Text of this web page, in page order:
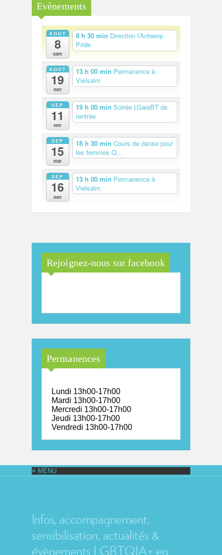
Evènements
AOÛT
8
sam
8 h 30 min Direction l’Antwerp
Pride
AOÛT
19
mer
13 h 00 min Permanence à
Vielsalm
SEP
11
ven
19 h 00 min Soirée LGaieBT de
rentrée
SEP
15
mar
18 h 30 min Cours de danse pour
les femmes Q...
SEP
16
mer
13 h 00 min Permanence à
Vielsalm
Rejoignez-nous sur facebook
Permanences
Lundi 13h00-17h00
Mardi 13h00-17h00
Mercredi 13h00-17h00
Jeudi 13h00-17h00
Vendredi 13h00-17h00
Infos, accompagnement,
sensibilisation, actualités &
évènements LGBTQIA+ en